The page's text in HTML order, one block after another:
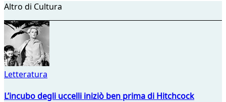
Altro di Cultura
Letteratura
L’incubo degli uccelli iniziò ben prima di Hitchcock